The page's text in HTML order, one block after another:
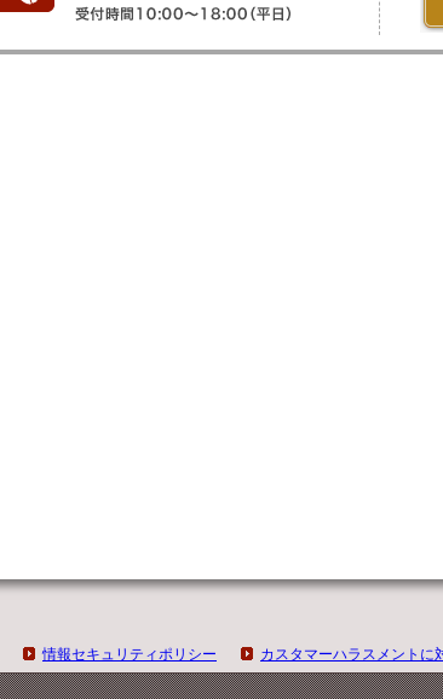
情報セキュリティポリシー カスタマーハラスメントに